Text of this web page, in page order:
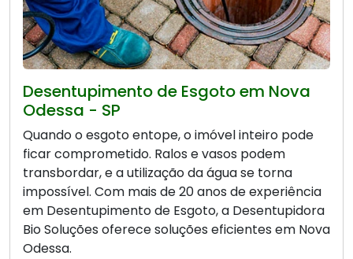
Desentupimento de Esgoto em Nova
Odessa - SP
Quando o esgoto entope, o imóvel inteiro pode
ficar comprometido. Ralos e vasos podem
transbordar, e a utilização da água se torna
impossível. Com mais de 20 anos de experiência
em Desentupimento de Esgoto, a Desentupidora
Bio Soluções oferece soluções eficientes em Nova
Odessa.